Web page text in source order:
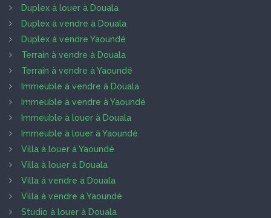
Duplex à louer à Douala
Duplex à vendre à Douala
Duplex à vendre Yaoundé
Terrain à vendre à Douala
Terrain à vendre à Yaoundé
Immeuble à vendre à Douala
Immeuble à vendre à Yaoundé
Immeuble à louer à Douala
Immeuble à louer à Yaoundé
Villa à louer à Yaoundé
Villa à louer à Douala
Villa à vendre à Douala
Villa à vendre à Yaoundé
Studio à louer à Douala